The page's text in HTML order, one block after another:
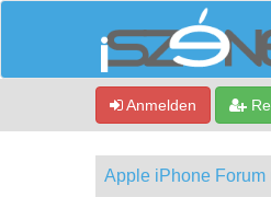
Anmelden
Apple iPhone Forum